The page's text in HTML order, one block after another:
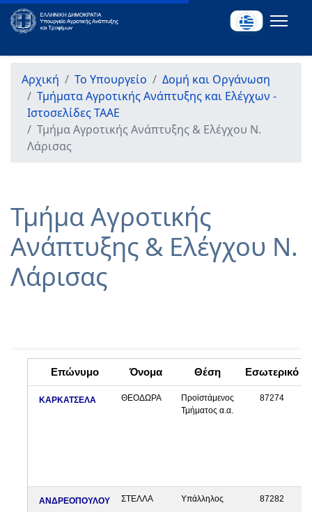
Αρχική Το Υπουργείο
Δομή και Οργάνωση
Τμήματα Αγροτικής Ανάπτυξης και Ελέγχων -
Ιστοσελίδες ΤΑΑΕ
Τμήμα Αγροτικής Ανάπτυξης & Ελέγχου Ν.
Λάρισας
Τμήμα Αγροτικής
Ανάπτυξης & Ελέγχου Ν.
Λάρισας